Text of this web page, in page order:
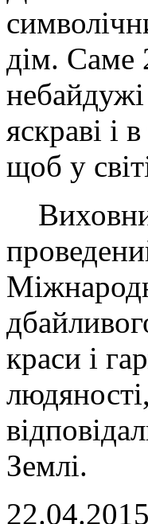
дім. Саме
яскраві і
щоб у
краси і
Землі.